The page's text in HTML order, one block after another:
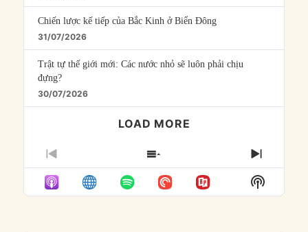
Chiến lược kế tiếp của Bắc Kinh ở Biển Đông
31/07/2026
Trật tự thế giới mới: Các nước nhỏ sẽ luôn phải chịu
đựng?
30/07/2026
LOAD MORE
PREVIOUS
EPISODE
SHOW
EPISODES
LIST
NEXT
Show
Podcast